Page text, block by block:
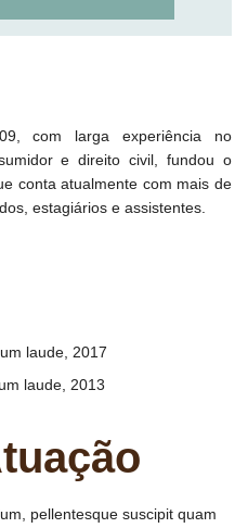
com larga experiência no
e direito civil, fundou o
conta atualmente com mais de
estagiários e assistentes.
laude, 2017
laude, 2013
pellentesque suscipit quam